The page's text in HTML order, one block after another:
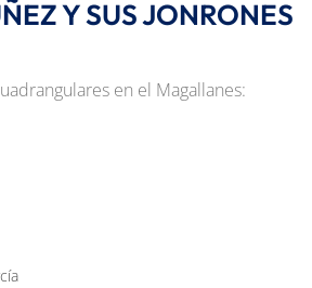
Y SUS JONRONES
en el Magallanes: